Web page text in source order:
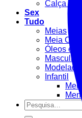
Calça
Sex
Tudo
Meias
Meia
Óleos e
Masculino
Infantil
Pesquisar
por: